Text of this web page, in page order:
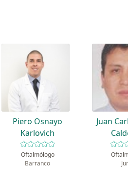
Piero Osnayo
Karlovich
Oftalmólogo
Barranco
Juan